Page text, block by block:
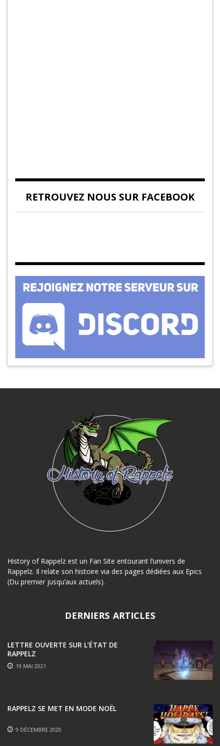
RETROUVEZ NOUS SUR FACEBOOK
History of Rappelz est un Fan Site entourant l’univers de
Rappelz. Il relate son histoire via des pages dédiées aux Epics
(Du premier jusqu’aux actuels).
DERNIERS ARTICLES
LETTRE OUVERTE SUR L’ÉTAT DE
RAPPELZ
19 MAI 2021
RAPPELZ SE MET EN MODE NOËL
9 DÉCEMBRE 2020